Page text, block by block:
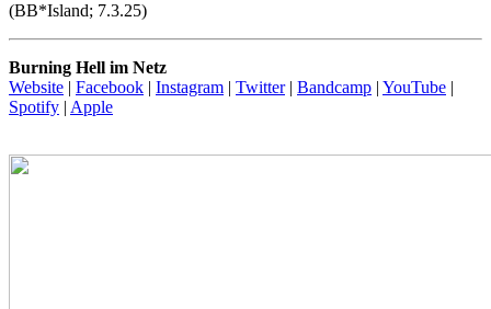
(BB*Island; 7.3.25)
Burning Hell im Netz
Website | Facebook | Instagram | Twitter| Bandcamp | YouTube |
Spotify | Apple